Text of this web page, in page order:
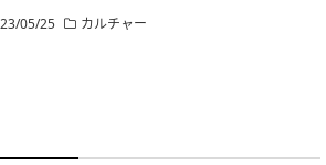
05/25
カルチャー